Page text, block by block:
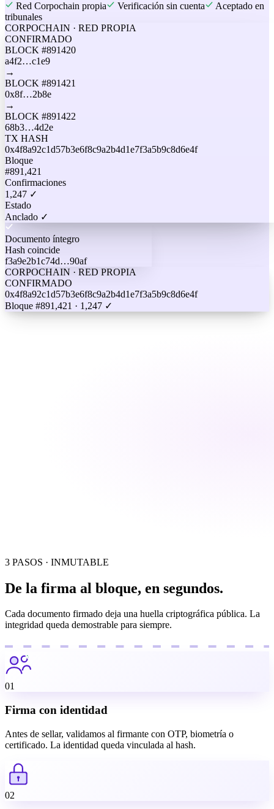
Red Corpochain propia Verificación sin cuenta
Aceptado en
tribunales
CORPOCHAIN · RED PROPIA
CONFIRMADO
BLOCK #891420
a4f2…c1e9
→
BLOCK #891421
0x8f…2b8e
→
BLOCK #891422
68b3…4d2e
TX HASH
0x4f8a92c1d57b3e6f8c9a2b4d1e7f3a5b9c8d6e4f
Bloque
#891,421
Confirmaciones
1,247 ✓
Estado
Anclado ✓
Documento íntegro
Hash coincide
f3a9e2b1c74d…90af
CORPOCHAIN · RED PROPIA
CONFIRMADO
0x4f8a92c1d57b3e6f8c9a2b4d1e7f3a5b9c8d6e4f
Bloque #891,421 · 1,247 ✓
3 PASOS · INMUTABLE
De la firma al bloque, en segundos.
Cada documento firmado deja una huella criptográfica pública. La
integridad queda demostrable para siempre.
01
Firma con identidad
Antes de sellar, validamos al firmante con OTP, biometría o
certificado. La identidad queda vinculada al hash.
02